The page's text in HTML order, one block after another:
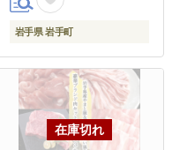
岩手県 岩手町